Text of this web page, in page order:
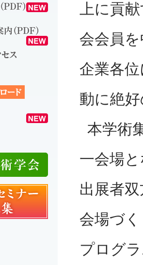
上に貢
会会員
企業各
動に絶
本学術
一会場
出展者
会場づ
プログ